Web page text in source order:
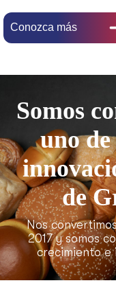
Conozca más
Somos
uno
de
Nos
2017 y somos
crecimiento e